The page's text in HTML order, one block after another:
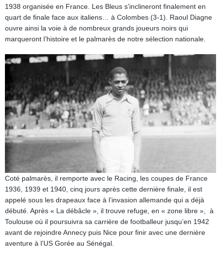
1938 organisée en France. Les Bleus s’inclineront finalement en
quart de finale face aux italiens… à Colombes (3-1). Raoul Diagne
ouvre ainsi la voie à de nombreux grands joueurs noirs qui
marqueront l’histoire et le palmarès de notre sélection nationale.
Coté palmarès, il remporte avec le Racing, les coupes de France
1936, 1939 et 1940, cinq jours après cette dernière finale, il est
appelé sous les drapeaux face à l’invasion allemande qui a déjà
débuté. Après « La débâcle », il trouve refuge, en « zone libre », à
Toulouse où il poursuivra sa carrière de footballeur jusqu’en 1942
avant de rejoindre Annecy puis Nice pour finir avec une dernière
aventure à l’US Gorée au Sénégal.